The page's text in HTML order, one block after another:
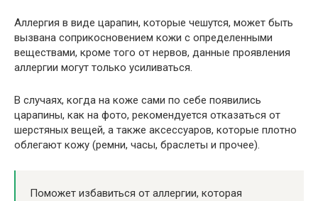
Аллергия в виде царапин, которые чешутся, может быть
вызвана соприкосновением кожи с определенными
веществами, кроме того от нервов, данные проявления
аллергии могут только усиливаться.
В случаях, когда на коже сами по себе появились
царапины, как на фото, рекомендуется отказаться от
шерстяных вещей, а также аксессуаров, которые плотно
облегают кожу (ремни, часы, браслеты и прочее).
Поможет избавиться от аллергии, которая